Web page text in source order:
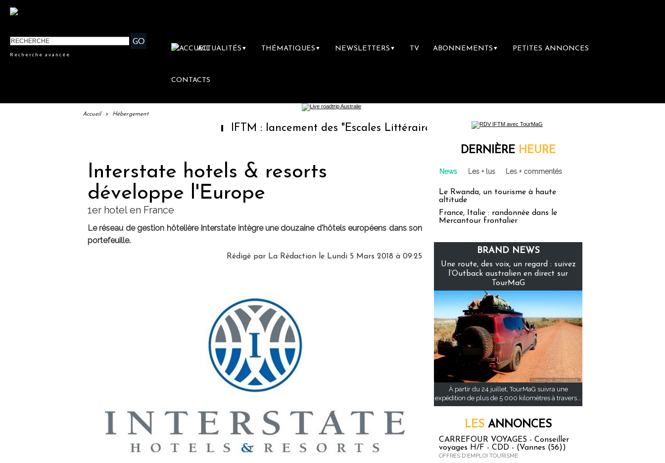
Recherche avancée
ACTUALITÉS ▼ THÉMATIQUES ▼ NEWSLETTERS ▼ TV ABONNEMENTS ▼ PETITES ANNONCES
CONTACTS
Accueil > Hébergement
IFTM : lancement des "Escales Littéraires", la première librairie du voyage
Interstate hotels & resorts
développe l'Europe
1er hotel en France
Le réseau de gestion hôtelière Interstate intègre une douzaine d'hôtels européens dans son
portefeuille.
Rédigé par La Rédaction le Lundi 5 Mars 2018 à 09:25
DERNIÈRE HEURE
News Les + lus Les + commentés
Le Rwanda, un tourisme à haute
altitude
France, Italie : randonnée dans le
Mercantour frontalier
BRAND NEWS
Une route, des voix, un regard : suivez
l’Outback australien en direct sur
TourMaG
À partir du 24 juillet, TourMaG suivra une
expédition de plus de 5 000 kilomètres à travers...
LES ANNONCES
CARREFOUR VOYAGES - Conseiller
voyages H/F - CDD - (Vannes (56))
OFFRES D'EMPLOI TOURISME